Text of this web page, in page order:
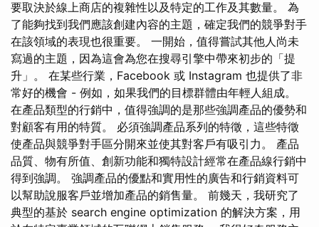
要取決於線上商店的複雜性以及特定的工作及其數量。 為
了能夠找到我們應該創建內容的主題，確定我們的競爭對手
在該領域的表現也很重要。 一開始，值得嘗試其他人尚未
寫過的主題，因為這會為您在搜尋引擎中帶來初步的「提
升」。 在某些行業，Facebook 或 Instagram 也提供了非
常好的機會 - 例如，如果我們的目標群體由年輕人組成。
在產品類型的行銷中，值得強調的是那些強調產品的優勢和
對顧客有用的特質。 必須強調產品系列的特徵，這些特徵
使產品與競爭對手區分開來並使其對客戶有吸引力。 產品
品質、物有所值、創新功能和獨特設計經常在產品線行銷中
得到強調。 強調產品的優點和實用性的廣告和行銷資料可
以幫助說服客戶並增加產品的銷售量。 前幾天，我研究了
典型的基於 search engine optimization 的解決方案，用